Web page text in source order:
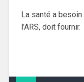
La santé a besoin
l’ARS, doit fournir.